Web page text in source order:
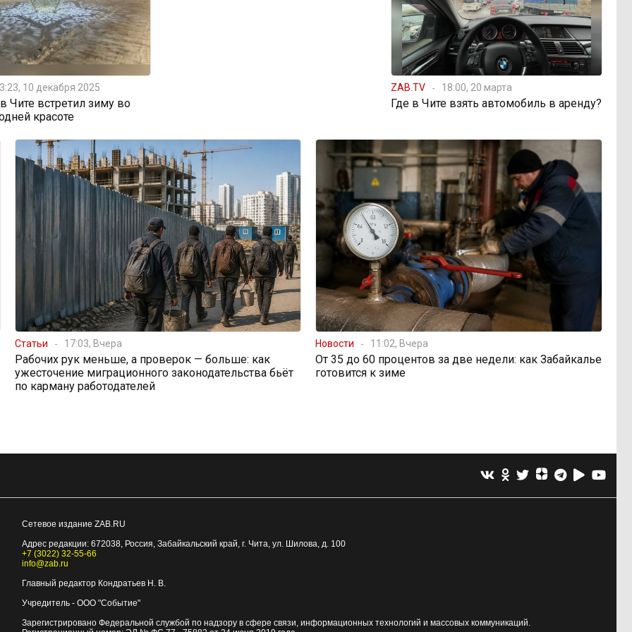
10 декабря 2025
встретил зиму во
красоте
ZAB.TV 18:00, 20 марта
Где в Чите взять автомобиль в аренду?
Статьи 17:03, Вчера
Рабочих рук меньше, а проверок — больше: как
ужесточение миграционного законодательства бьёт
по карману работодателей
Новости 11:02, Вчера
От 35 до 60 процентов за две недели: как Забайкалье
готовится к зиме
Сетевое издание ZAB.RU
Адрес редакции: 672038, Россия, Забайкальский край, г. Чита, ул. Шилова, д. 100
+7 (3022) 32-55-66
info@zab.ru
Главный редактор Кондратьев Н. В.
Учредитель - ООО "Событие"
Зарегистрировано Федеральной службой по надзору в сфере связи, информационных технологий и массовых коммуникаций.